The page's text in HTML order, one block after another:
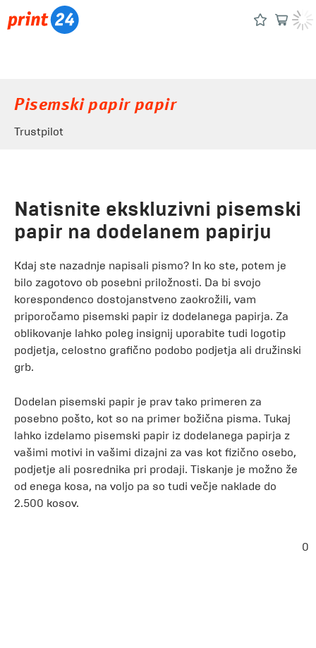
Pisemski papir papir
Trustpilot
Natisnite ekskluzivni pisemski
papir na dodelanem papirju
Kdaj ste nazadnje napisali pismo? In ko ste, potem je
bilo zagotovo ob posebni priložnosti. Da bi svojo
korespondenco dostojanstveno zaokrožili, vam
priporočamo pisemski papir iz dodelanega papirja. Za
oblikovanje lahko poleg insignij uporabite tudi logotip
podjetja, celostno grafično podobo podjetja ali družinski
grb.
Dodelan pisemski papir je prav tako primeren za
posebno pošto, kot so na primer božična pisma. Tukaj
lahko izdelamo pisemski papir iz dodelanega papirja z
vašimi motivi in vašimi dizajni za vas kot fizično osebo,
podjetje ali posrednika pri prodaji. Tiskanje je možno že
od enega kosa, na voljo pa so tudi večje naklade do
2.500 kosov.
0